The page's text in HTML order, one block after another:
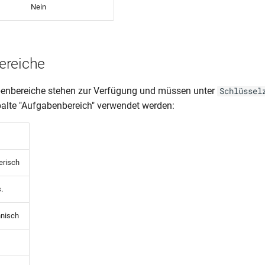
Nein
stehen zur Verfügung und müssen unter
"Aufgabenbereich" verwendet werden: